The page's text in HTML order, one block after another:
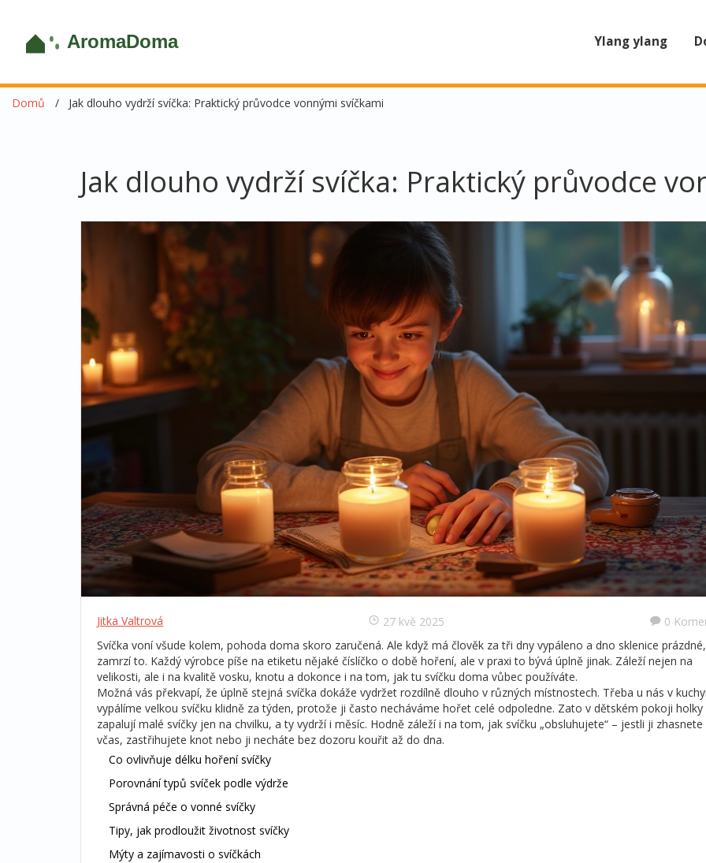
Ylang ylang
Domů Jak dlouho vydrží svíčka: Praktický průvodce vonnými svíčkami
Jak dlouho vydrží svíčka: Praktický průvodce
Jitka Valtrová 27 kvě 2025
0
Svíčka voní všude kolem, pohoda doma skoro zaručená. Ale když má člověk za tři dny vypáleno a dno sklenice prázdné,
zamrzí to. Každý výrobce píše na etiketu nějaké číslíčko o době hoření, ale v praxi to bývá úplně jinak. Záleží nejen na
velikosti, ale i na kvalitě vosku, knotu a dokonce i na tom, jak tu svíčku doma vůbec používáte.
Možná vás překvapí, že úplně stejná svíčka dokáže vydržet rozdílně dlouho v různých místnostech. Třeba u nás v
vypálíme velkou svíčku klidně za týden, protože ji často necháváme hořet celé odpoledne. Zato v dětském pokoji holky
zapalují malé svíčky jen na chvilku, a ty vydrží i měsíc. Hodně záleží i na tom, jak svíčku „obsluhujete“ – jestli ji zhasnete
včas, zastřihujete knot nebo ji necháte bez dozoru kouřit až do dna.
Co ovlivňuje délku hoření svíčky
Porovnání typů svíček podle výdrže
Správná péče o vonné svíčky
Tipy, jak prodloužit životnost svíčky
Mýty a zajímavosti o svíčkách